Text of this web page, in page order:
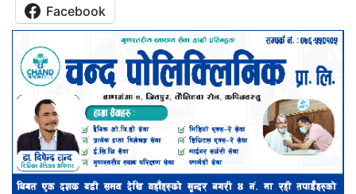
Facebook